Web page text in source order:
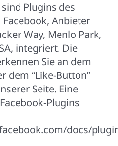
Plugins des
Anbieter
Way, Menlo Park,
integriert. Die
Sie an dem
dem “Like-Button”
Seite. Eine
Plugins
docs/